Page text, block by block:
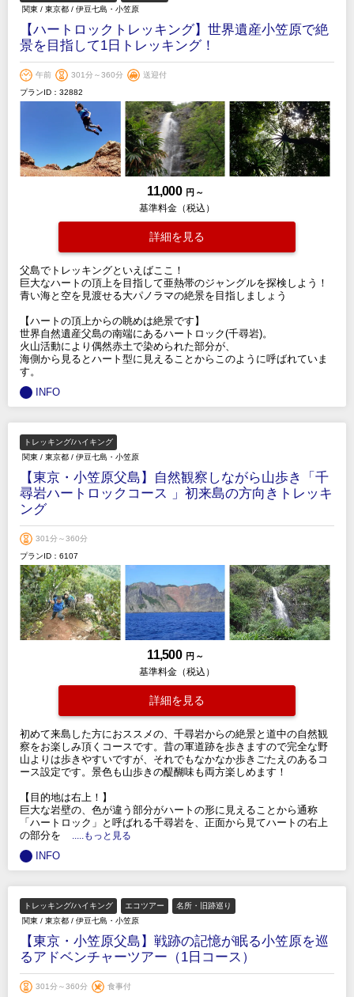
関東 / 東京都 / 伊豆七島・小笠原
【ハートロックトレッキング】世界遺産小笠原で絶
景を目指して1日トレッキング！
午前 301分～360分
送迎付
プランID：32882
11,000 円 ～
基準料金（税込）
詳細を見る
父島でトレッキングといえばここ！
巨大なハートの頂上を目指して亜熱帯のジャングルを探検しよう！
青い海と空を見渡せる大パノラマの絶景を目指しましょう
【ハートの頂上からの眺めは絶景です】
世界自然遺産父島の南端にあるハートロック(千尋岩)。
火山活動により偶然赤土で染められた部分が、
海側から見るとハート型に見えることからこのように呼ばれていま
す。
INFO
トレッキング/ハイキング
関東 / 東京都 / 伊豆七島・小笠原
【東京・小笠原父島】自然観察しながら山歩き「千
尋岩ハートロックコース 」初来島の方向きトレッキ
ング
301分～360分
プランID：6107
11,500 円 ～
基準料金（税込）
詳細を見る
初めて来島した方におススメの、千尋岩からの絶景と道中の自然観
察をお楽しみ頂くコースです。昔の軍道跡を歩きますので完全な野
山よりは歩きやすいですが、それでもなかなか歩きごたえのあるコ
ース設定です。景色も山歩きの醍醐味も両方楽しめます！
【目的地は右上！】
巨大な岩壁の、色が違う部分がハートの形に見えることから通称
「ハートロック」と呼ばれる千尋岩を、正面から見てハートの右上
の部分を
.....もっと見る
INFO
トレッキング/ハイキング エコツアー
名所・旧跡巡り
関東 / 東京都 / 伊豆七島・小笠原
【東京・小笠原父島】戦跡の記憶が眠る小笠原を巡
るアドベンチャーツアー（1日コース）
301分～360分 食事付